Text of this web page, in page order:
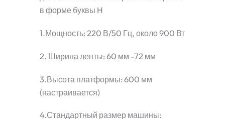
в форме буквы H
1.Мощность: 220 В/50 Гц, около 900 Вт
2. Ширина ленты: 60 мм -72 мм
3.Высота платформы: 600 мм
(настраивается)
4.Стандартный размер машины: